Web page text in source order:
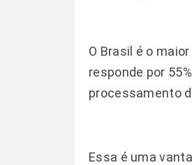
O Brasil é o
responde por
processamento
Essa é uma